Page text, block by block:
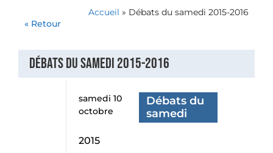
Accueil » Débats du samedi 2015-2016
« Retour
Débats du samedi 2015-2016
samedi 10
octobre
2015
Débats du
samedi